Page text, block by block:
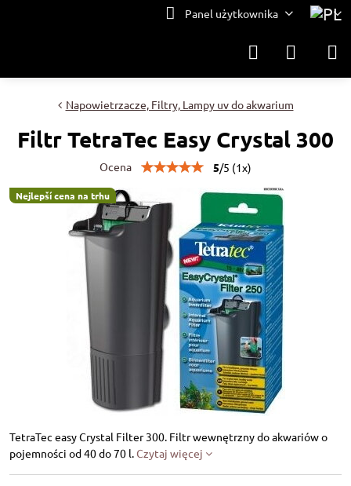
Panel użytkownika
Nejlepší cena na trhu
Napowietrzacze, Filtry, Lampy uv do akwarium
Filtr TetraTec Easy Crystal 300
Ocena 5/5 (1x)
TetraTec easy Crystal Filter 300. Filtr wewnętrzny do akwariów o
pojemności od 40 do 70 l.Czytaj więcej